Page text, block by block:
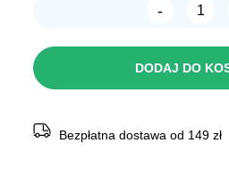
-
ilość
dla
DODAJ DO
Bezpłatna dostawa od 149 zł